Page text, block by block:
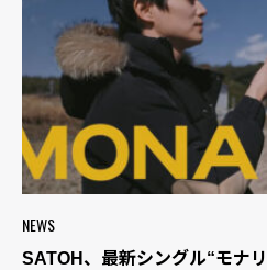
NEWS
SATOH、最新シングル“モナ